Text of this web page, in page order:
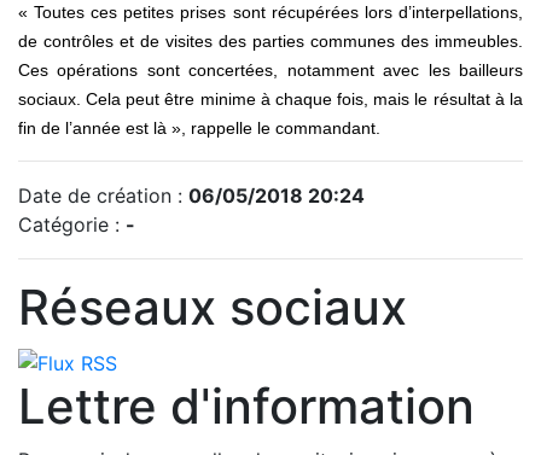
« Toutes ces petites prises sont récupérées lors d’interpellations,
de contrôles et de visites des parties communes des immeubles.
Ces opérations sont concertées, notamment avec les bailleurs
sociaux. Cela peut être minime à chaque fois, mais le résultat à la
fin de l’année est là », rappelle le commandant.
Date de création : 06/05/2018 20:24
Catégorie : -
Réseaux sociaux
Lettre d'information